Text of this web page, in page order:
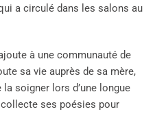
a circulé dans les salons au
à une communauté de
sa vie auprès de sa mère,
la soigner lors d’une longue
ses poésies pour